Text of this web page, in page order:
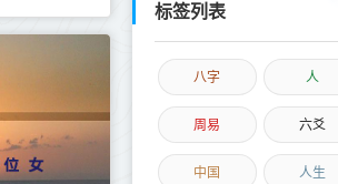
标签列表
八字 人
周易 六爻
中国 人生